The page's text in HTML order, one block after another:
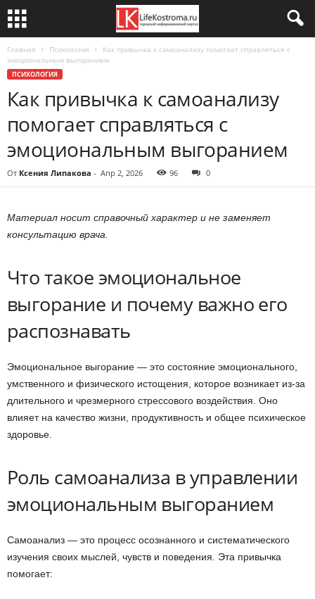
Главная Психология
Как привычка к самоанализу помогает справляться с
эмоциональным выгоранием
ПСИХОЛОГИЯ
Как привычка к самоанализу
помогает справляться с
эмоциональным выгоранием
От Ксения Липакова - Апр 2, 2026 96 0
Материал носит справочный характер и не заменяет
консультацию врача.
Что такое эмоциональное
выгорание и почему важно его
распознавать
Эмоциональное выгорание — это состояние эмоционального,
умственного и физического истощения, которое возникает из-за
длительного и чрезмерного стрессового воздействия. Оно
влияет на качество жизни, продуктивность и общее психическое
здоровье.
Роль самоанализа в управлении
эмоциональным выгоранием
Самоанализ — это процесс осознанного и систематического
изучения своих мыслей, чувств и поведения. Эта привычка
помогает: